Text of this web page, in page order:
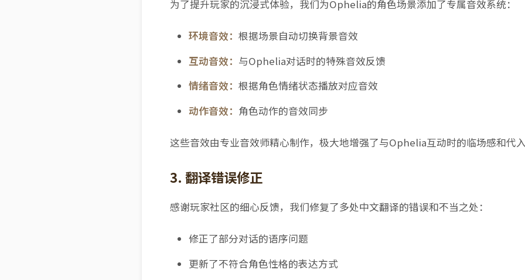
为了提升玩家的沉浸式体验，我们为Ophelia的角色场景添加了专属音效系统：
环境音效： 根据场景自动切换背景音效
互动音效： 与Ophelia对话时的特殊音效反馈
情绪音效： 根据角色情绪状态播放对应音效
动作音效： 角色动作的音效同步
这些音效由专业音效师精心制作，极大地增强了与Ophelia互动时的临场感和代
3. 翻译错误修正
感谢玩家社区的细心反馈，我们修复了多处中文翻译的错误和不当之处：
修正了部分对话的语序问题
更新了不符合角色性格的表达方式